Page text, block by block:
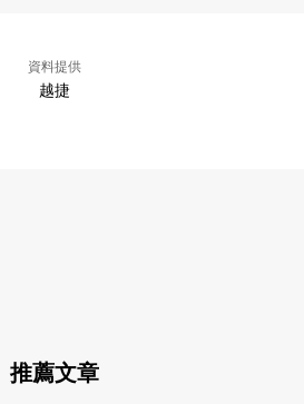
資料提供
越捷
推薦文章